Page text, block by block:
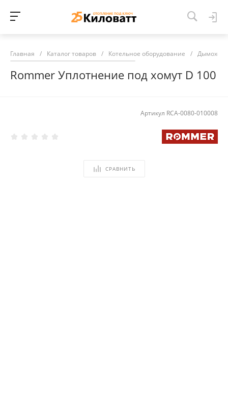
Главная / Каталог товаров / Котельное оборудование /
Rommer Уплотнение под хомут D 100
Артикул RCA-0080-010008
СРАВНИТЬ